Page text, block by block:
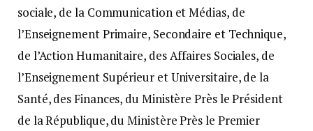
sociale, de la Communication et Médias, de
l’Enseignement Primaire, Secondaire et Technique,
de l’Action Humanitaire, des Affaires Sociales, de
l’Enseignement Supérieur et Universitaire, de la
Santé, des Finances, du Ministère Près le Président
de la République, du Ministère Près le Premier